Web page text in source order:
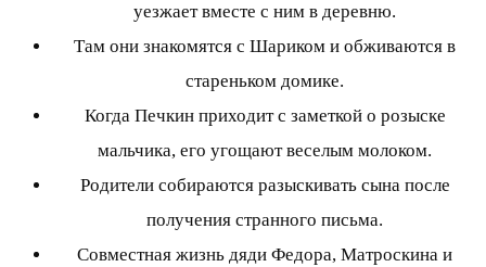
уезжает вместе с ним в деревню.
Там они знакомятся с Шариком и обживаются в
стареньком домике.
Когда Печкин приходит с заметкой о розыске
мальчика, его угощают веселым молоком.
Родители собираются разыскивать сына после
получения странного письма.
Совместная жизнь дяди Федора, Матроскина и